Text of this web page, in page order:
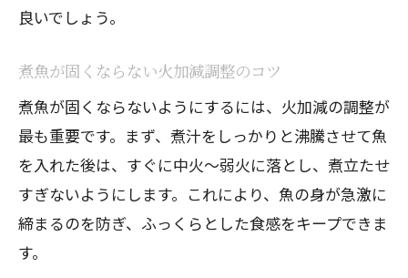
良いでしょう。
煮魚が固くならない火加減調整のコツ
煮魚が固くならないようにするには、火加減の調整が
最も重要です。まず、煮汁をしっかりと沸騰させて魚
を入れた後は、すぐに中火〜弱火に落とし、煮立たせ
すぎないようにします。これにより、魚の身が急激に
締まるのを防ぎ、ふっくらとした食感をキープできま
す。